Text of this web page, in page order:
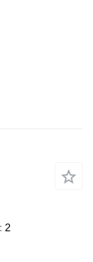
2